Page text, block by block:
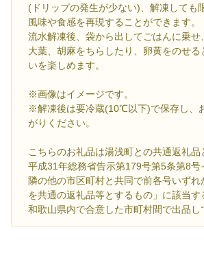
(ドリップの発生が少ない)、解凍しても
風味や食感を再現することができます。
流水解凍後、袋から出してごはんに乗せ
大葉、胡麻をちらしたり、卵黄をのせる
いを楽しめます。
※画像はイメージです。
※解凍後は要冷蔵(10℃以下)で保存し、
がりください。
こちらのお礼品は湯浅町との共通返礼品
平成31年総務省告示第179号第5条第8号
隣の他の市区町村と共同で前各号いず
を共通の返礼品等とするもの」に該当す
和歌山県内で合意した市町村間で出品し